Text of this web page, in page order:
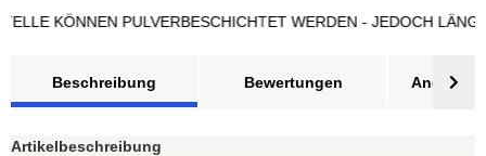
PULVERBESCHICHTET WERDEN - JEDOCH LÄNGERE
Beschreibung Bewertungen Angebot
Artikelbeschreibung